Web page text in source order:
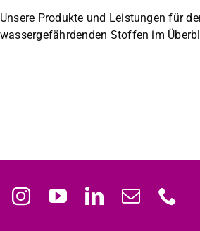
Unsere Produkte und Leistungen für
wassergefährdenden Stoffen im